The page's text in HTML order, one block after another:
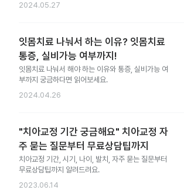
2024.05.27
잇몸치료 나눠서 하는 이유? 잇몸치료
통증, 실비가능 여부까지!
잇몸치료 나눠서 해야 하는 이유와 통증, 실비가능 여
부까지 궁금하다면 읽어보세요.
2024.04.26
"치아교정 기간 궁금해요" 치아교정 자
주 묻는 질문부터 무료상담팁까지
치아교정 기간, 시기, 나이, 발치, 자주 묻는 질문부터
무료상담팁까지 알려드려요.
2023.06.14